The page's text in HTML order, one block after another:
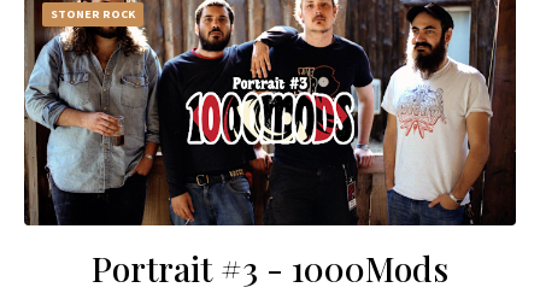
STONER ROCK
Portrait #3 - 1000Mods